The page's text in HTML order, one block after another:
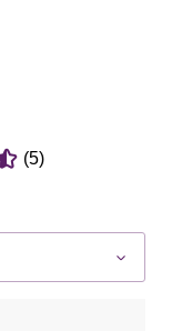
(5)